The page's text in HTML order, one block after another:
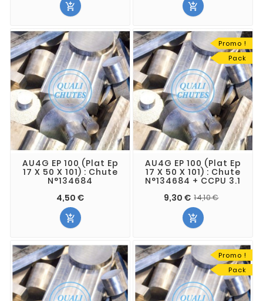
 
AU4G EP 100 (Plat Ep
17 X 50 X 101) : Chute
N°134684
4,50 €

Promo !
Pack
AU4G EP 100 (Plat Ep
17 X 50 X 101) : Chute
N°134684 + CCPU 3.1
9,30 € 14,10 €

Promo !
Pack